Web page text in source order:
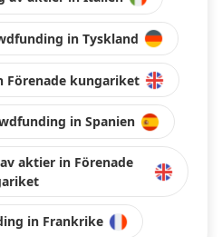
in Tyskland
Förenade kungariket
in Spanien
aktier in Förenade
in Frankrike